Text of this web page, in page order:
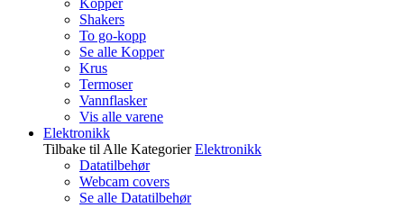
Kopper
Shakers
To go-kopp
Se alle Kopper
Krus
Termoser
Vannflasker
Vis alle varene
Elektronikk
Tilbake til Alle Kategorier Elektronikk
Datatilbehør
Webcam covers
Se alle Datatilbehør